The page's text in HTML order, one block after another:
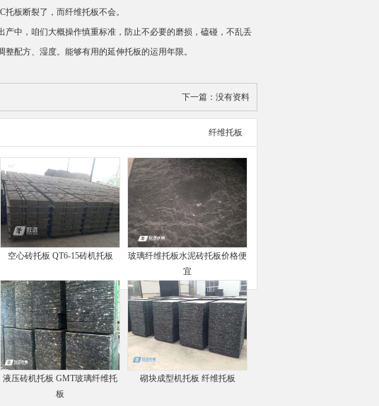
托板断裂了，而纤维托板不会。
中，咱们大概操作慎重标准，防止不必要的磨损，磕碰，不乱丢
配方、湿度。能够有用的延伸托板的运用年限。
下一篇： 没有资料
纤维托板
空心砖托板 QT6-15砖机托板
玻璃纤维托板水泥砖托板价格便
宜
液压砖机托板 GMT玻璃纤维托
板
砌块成型机托板 纤维托板